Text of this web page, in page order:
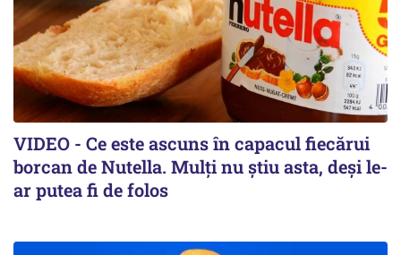
VIDEO - Ce este ascuns în capacul fiecărui
borcan de Nutella. Mulți nu știu asta, deși le-
ar putea fi de folos